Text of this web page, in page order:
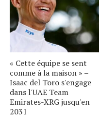
« Cette équipe se sent
comme à la maison » –
Isaac del Toro s'engage
dans l'UAE Team
Emirates-XRG jusqu'en
2031